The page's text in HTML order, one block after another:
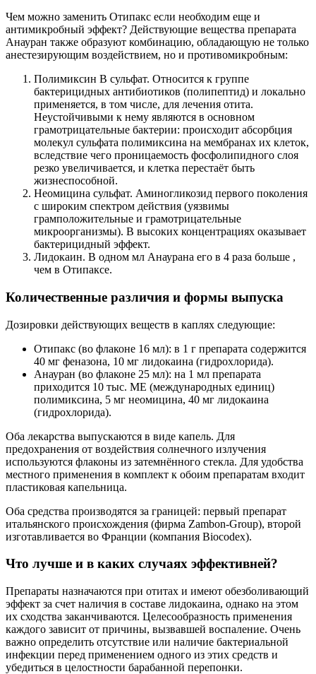
Чем можно заменить Отипакс если необходим еще и
антимикробный эффект? Действующие вещества препарата
Анауран также образуют комбинацию, обладающую не только
анестезирующим воздействием, но и противомикробным:
Полимиксин В сульфат. Относится к группе
бактерицидных антибиотиков (полипептид) и локально
применяется, в том числе, для лечения отита.
Неустойчивыми к нему являются в основном
грамотрицательные бактерии: происходит абсорбция
молекул сульфата полимиксина на мембранах их клеток,
вследствие чего проницаемость фосфолипидного слоя
резко увеличивается, и клетка перестаёт быть
жизнеспособной.
Неомицина сульфат. Аминогликозид первого поколения
с широким спектром действия (уязвимы
грамположительные и грамотрицательные
микроорганизмы). В высоких концентрациях оказывает
бактерицидный эффект.
Лидокаин. В одном мл Анаурана его в 4 раза больше ,
чем в Отипаксе.
Количественные различия и формы выпуска
Дозировки действующих веществ в каплях следующие:
Отипакс (во флаконе 16 мл): в 1 г препарата содержится
40 мг феназона, 10 мг лидокаина (гидрохлорида).
Анауран (во флаконе 25 мл): на 1 мл препарата
приходится 10 тыс. МЕ (международных единиц)
полимиксина, 5 мг неомицина, 40 мг лидокаина
(гидрохлорида).
Оба лекарства выпускаются в виде капель. Для
предохранения от воздействия солнечного излучения
используются флаконы из затемнённого стекла. Для удобства
местного применения в комплект к обоим препаратам входит
пластиковая капельница.
Оба средства производятся за границей: первый препарат
итальянского происхождения (фирма Zambon-Group), второй
изготавливается во Франции (компания Biocodex).
Что лучше и в каких случаях эффективней?
Препараты назначаются при отитах и имеют обезболивающий
эффект за счет наличия в составе лидокаина, однако на этом
их сходства заканчиваются. Целесообразность применения
каждого зависит от причины, вызвавшей воспаление. Очень
важно определить отсутствие или наличие бактериальной
инфекции перед применением одного из этих средств и
убедиться в целостности барабанной перепонки.